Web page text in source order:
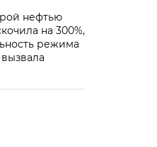
нефтью
на 300%,
режима